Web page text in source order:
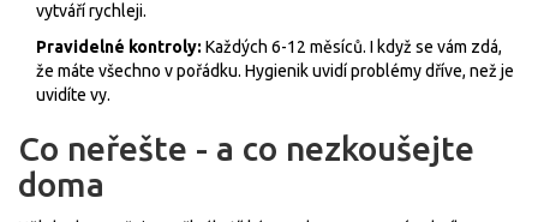
vytváří rychleji.
Pravidelné kontroly: Každých 6-12 měsíců. I když se vám zdá,
že máte všechno v pořádku. Hygienik uvidí problémy dříve, než je
uvidíte vy.
Co neřešte - a co nezkoušejte
doma